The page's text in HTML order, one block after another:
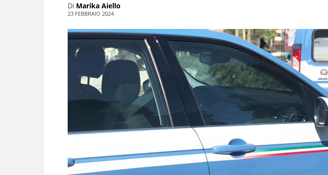
Di Marika Aiello
23 FEBBRAIO 2024